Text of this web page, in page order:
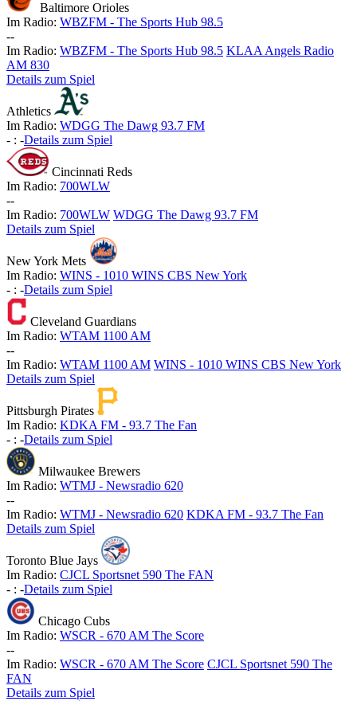
Baltimore Orioles
Im Radio: WBZFM - The Sports Hub 98.5
--
Im Radio: WBZFM - The Sports Hub 98.5 KLAA Angels Radio
AM 830
Details zum Spiel
Athletics
Im Radio: WDGG The Dawg 93.7 FM
- : -Details zum Spiel
Cincinnati Reds
Im Radio: 700WLW
--
Im Radio: 700WLW WDGG The Dawg 93.7 FM
Details zum Spiel
New York Mets
Im Radio: WINS - 1010 WINS CBS New York
- : -Details zum Spiel
Cleveland Guardians
Im Radio: WTAM 1100 AM
--
Im Radio: WTAM 1100 AM WINS - 1010 WINS CBS New York
Details zum Spiel
Pittsburgh Pirates
Im Radio: KDKA FM - 93.7 The Fan
- : -Details zum Spiel
Milwaukee Brewers
Im Radio: WTMJ - Newsradio 620
--
Im Radio: WTMJ - Newsradio 620 KDKA FM - 93.7 The Fan
Details zum Spiel
Toronto Blue Jays
Im Radio: CJCL Sportsnet 590 The FAN
- : -Details zum Spiel
Chicago Cubs
Im Radio: WSCR - 670 AM The Score
--
Im Radio: WSCR - 670 AM The Score CJCL Sportsnet 590 The
FAN
Details zum Spiel